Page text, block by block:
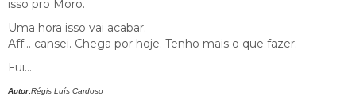
isso pro Moro.
Uma hora isso vai acabar.
Aff… cansei. Chega por hoje. Tenho mais o que fazer.
Fui…
Autor:Régis Luís Cardoso